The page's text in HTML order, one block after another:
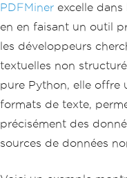
PDFMiner excelle
en en faisant un outil
les développeurs
textuelles non
pure Python, elle offre
formats de texte,
précisément des
sources de données